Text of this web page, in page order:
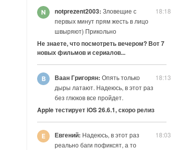
18:18
notprezent2003: Зловещие с
первых минут прям жесть в лицо
швыряют) Прикольно
Не знаете, что посмотреть вечером? Вот 7
новых фильмов и сериалов...
18:13
Ваан Григорян: Опять только
дыры латают. Надеюсь, в этот раз
без глюков все пройдет.
Apple тестирует iOS 26.6.1, скоро релиз
18:03
Евгений: Надеюсь, в этот раз
реально баги пофиксят, а то